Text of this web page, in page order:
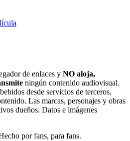
de enlaces y NO aloja,
ningún contenido audiovisual.
desde servicios de terceros,
Las marcas, personajes y obras
dueños. Datos e imágenes
por fans, para fans.